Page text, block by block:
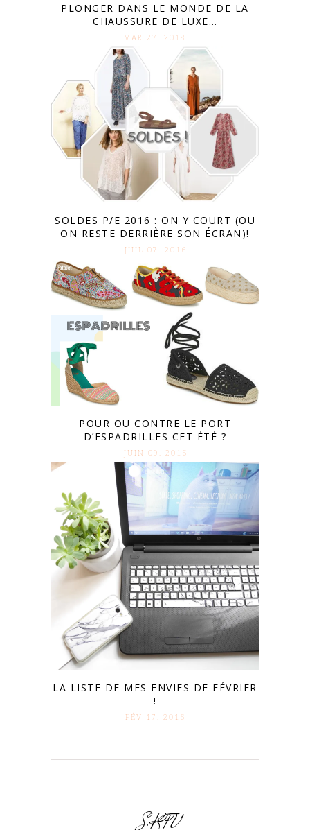
PLONGER DANS LE MONDE DE LA
CHAUSSURE DE LUXE…
MAR 27. 2018
SOLDES P/E 2016 : ON Y COURT (OU
ON RESTE DERRIÈRE SON ÉCRAN)!
JUIL 07. 2016
POUR OU CONTRE LE PORT
D’ESPADRILLES CET ÉTÉ ?
JUIN 09. 2016
LA LISTE DE MES ENVIES DE FÉVRIER
!
FÉV 17. 2016
SKTV